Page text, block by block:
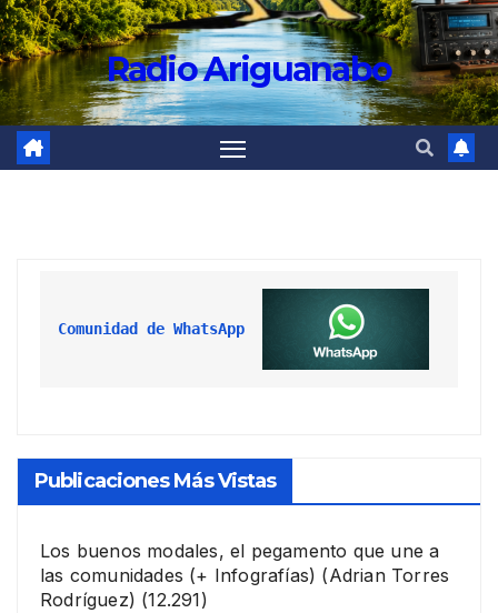
Radio Ariguanabo
Comunidad de WhatsApp
Publicaciones Más Vistas
Los buenos modales, el pegamento que une a
las comunidades (+ Infografías) (Adrian Torres
Rodríguez) (12.291)